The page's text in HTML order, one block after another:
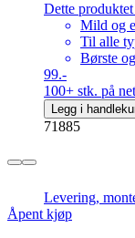
Dette
Mild og
Til alle
Børste
99.-
100+ stk. på
Legg i
71885
Levering,
Åpent kjøp